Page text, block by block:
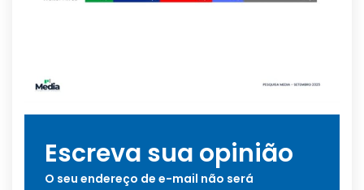
Escreva sua opinião
O seu endereço de e-mail não será